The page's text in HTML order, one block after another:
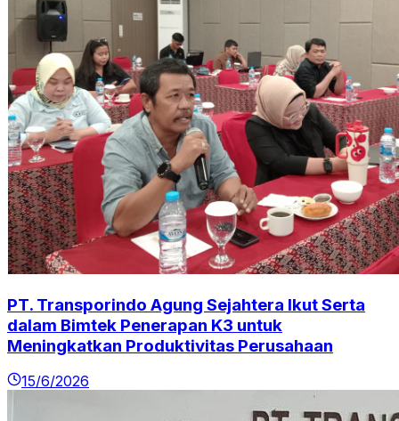
PT. Transporindo Agung Sejahtera Ikut Serta
dalam Bimtek Penerapan K3 untuk
Meningkatkan Produktivitas Perusahaan
15/6/2026